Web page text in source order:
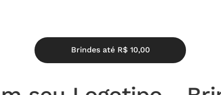
Brindes até R$ 10,00